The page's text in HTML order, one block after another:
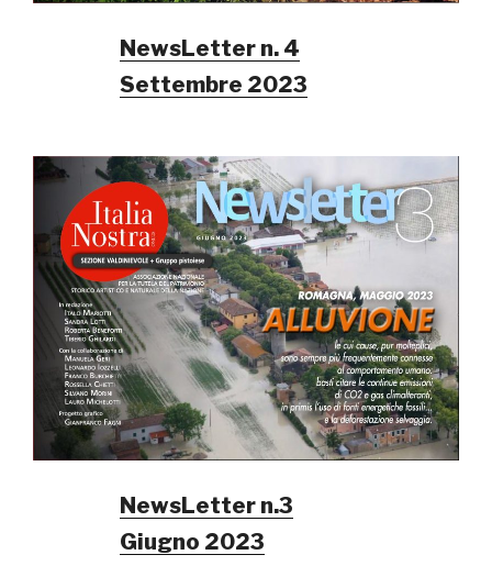
NewsLetter n. 4
Settembre 2023
NewsLetter n.3
Giugno 2023